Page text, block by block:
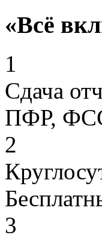
«Всё
1
Сдача
ПФР,
2
3